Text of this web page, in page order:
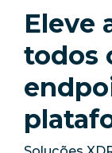
Eleve
todos